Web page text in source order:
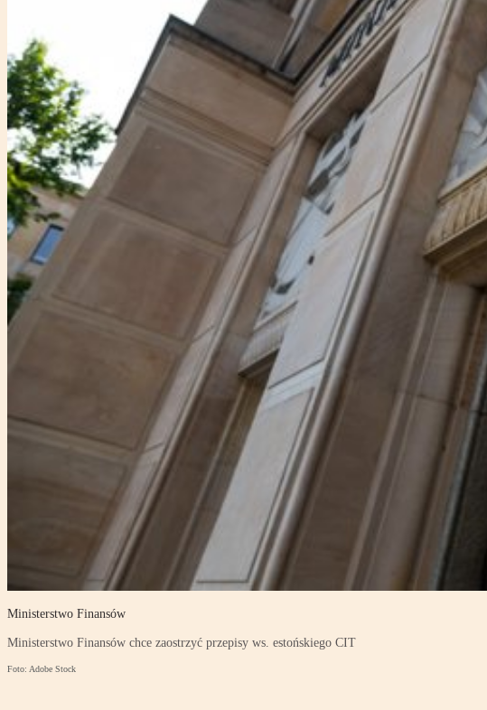
Ministerstwo Finansów
Ministerstwo Finansów chce zaostrzyć przepisy ws. estońskiego CIT
Foto: Adobe Stock